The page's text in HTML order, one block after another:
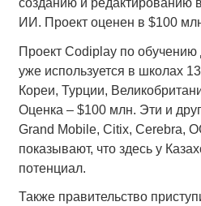
созданию и редактированию
ИИ. Проект оценен в $100
Проект Codiplay по
уже используется в школах
Кореи, Турции,
Оценка – $100 млн. Эти и
Grand Mobile, Citix, Cerebra,
показывают, что здесь у
потенциал.
Также правительство